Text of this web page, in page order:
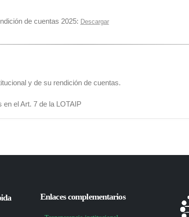
de cuentas 2025: Descargar
y de su rendición de cuentas.
en el Art. 7 de la LOTAIP
Enlaces complementarios